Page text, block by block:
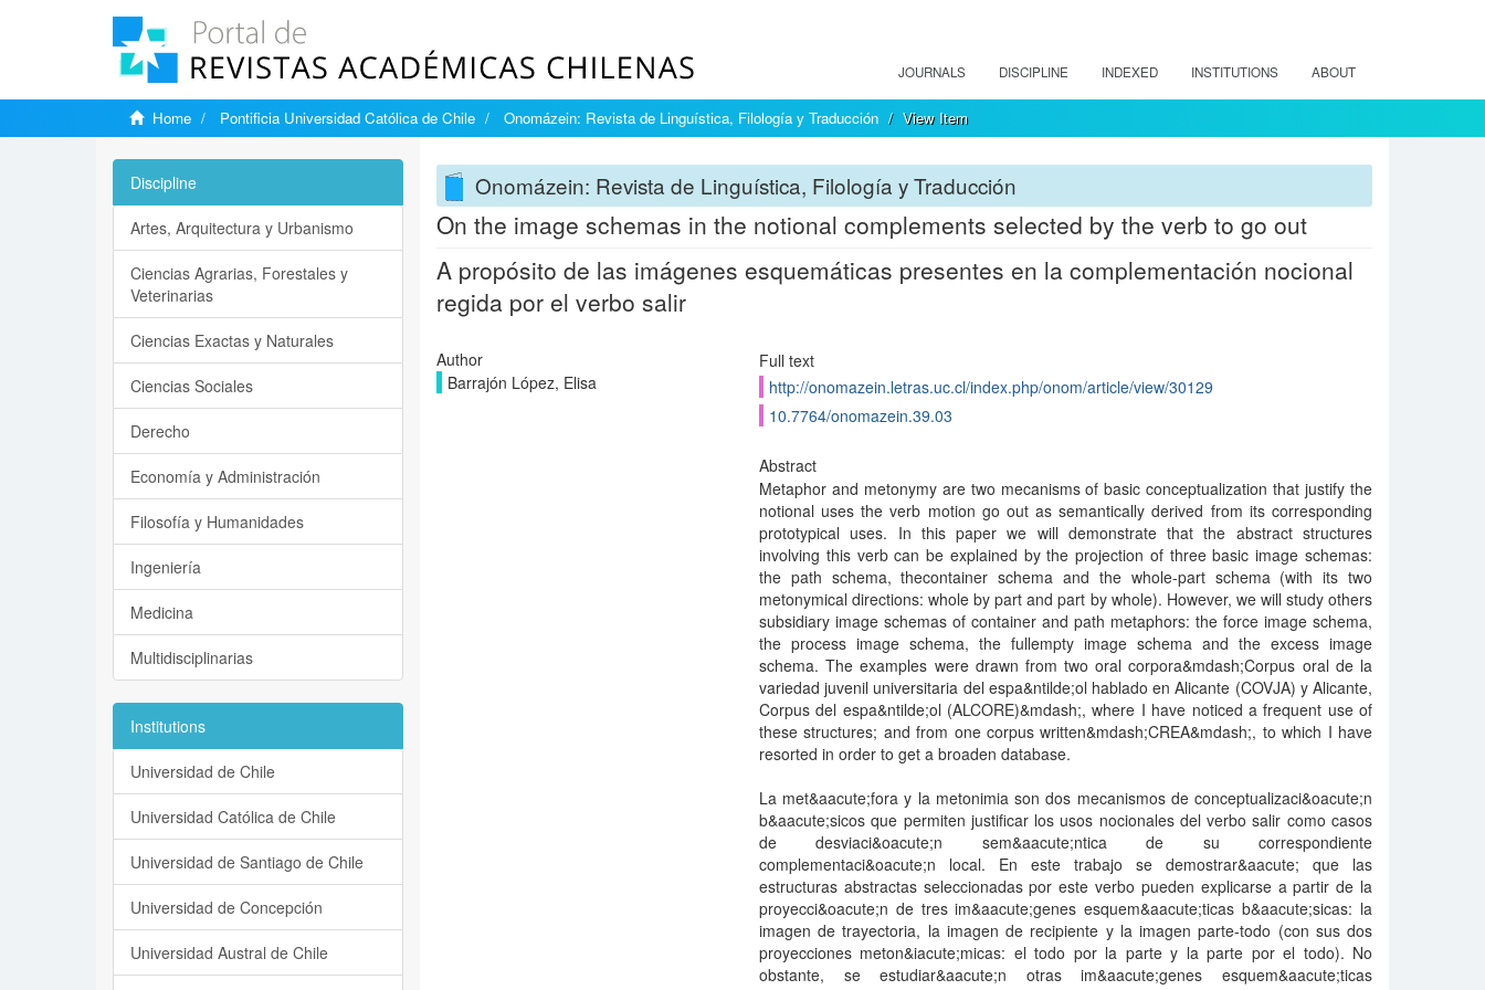
JOURNALS DISCIPLINE INDEXED INSTITUTIONS ABOUT
Home Pontificia Universidad Católica de Chile Onomázein: Revista de Linguística, Filología y Traducción View Item
Onomázein: Revista de Linguística, Filología y Traducción
On the image schemas in the notional complements selected by the verb to go out
A propósito de las imágenes esquemáticas presentes en la complementación nocional
regida por el verbo salir
Author
Barrajón López, Elisa
Full text
http://onomazein.letras.uc.cl/index.php/onom/article/view/30129
10.7764/onomazein.39.03
Abstract
Metaphor and metonymy are two mecanisms of basic conceptualization that justify the
notional uses the verb motion go out as semantically derived from its corresponding
prototypical uses. In this paper we will demonstrate that the abstract structures
involving this verb can be explained by the projection of three basic image schemas:
the path schema, thecontainer schema and the whole-part schema (with its two
metonymical directions: whole by part and part by whole). However, we will study others
subsidiary image schemas of container and path metaphors: the force image schema,
the process image schema, the fullempty image schema and the excess image
schema. The examples were drawn from two oral corpora&mdash;Corpus oral de la
variedad juvenil universitaria del espa&ntilde;ol hablado en Alicante (COVJA) y Alicante,
Corpus del espa&ntilde;ol (ALCORE)&mdash;, where I have noticed a frequent use of
these structures; and from one corpus written&mdash;CREA&mdash;, to which I have
resorted in order to get a broaden database.
La met&aacute;fora y la metonimia son dos mecanismos de conceptualizaci&oacute;n
b&aacute;sicos que permiten justificar los usos nocionales del verbo salir como casos
de desviaci&oacute;n sem&aacute;ntica de su correspondiente
complementaci&oacute;n local. En este trabajo se demostrar&aacute; que las
estructuras abstractas seleccionadas por este verbo pueden explicarse a partir de la
proyecci&oacute;n de tres im&aacute;genes esquem&aacute;ticas b&aacute;sicas: la
imagen de trayectoria, la imagen de recipiente y la imagen parte-todo (con sus dos
proyecciones meton&iacute;micas: el todo por la parte y la parte por el todo). No
obstante, se estudiar&aacute;n otras im&aacute;genes esquem&aacute;ticas
Discipline
Artes, Arquitectura y Urbanismo
Ciencias Agrarias, Forestales y
Veterinarias
Ciencias Exactas y Naturales
Ciencias Sociales
Derecho
Economía y Administración
Filosofía y Humanidades
Ingeniería
Medicina
Multidisciplinarias
Institutions
Universidad de Chile
Universidad Católica de Chile
Universidad de Santiago de Chile
Universidad de Concepción
Universidad Austral de Chile